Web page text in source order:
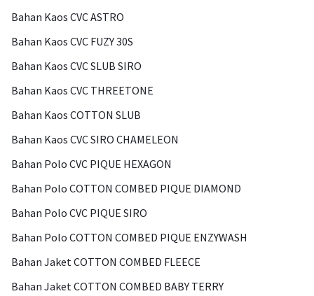
Bahan Kaos CVC ASTRO
Bahan Kaos CVC FUZY 30S
Bahan Kaos CVC SLUB SIRO
Bahan Kaos CVC THREETONE
Bahan Kaos COTTON SLUB
Bahan Kaos CVC SIRO CHAMELEON
Bahan Polo CVC PIQUE HEXAGON
Bahan Polo COTTON COMBED PIQUE DIAMOND
Bahan Polo CVC PIQUE SIRO
Bahan Polo COTTON COMBED PIQUE ENZYWASH
Bahan Jaket COTTON COMBED FLEECE
Bahan Jaket COTTON COMBED BABY TERRY